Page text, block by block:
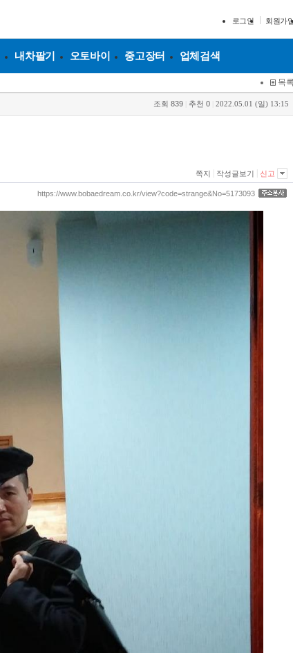
로그인 회원가
내차팔기 오토바이 중고장터 업체검색
목록
조회 839 추천 0 2022.05.01 (일) 13:15
쪽지 작성글보기 신고
https://www.bobaedream.co.kr/view?code=strange&No=5173093